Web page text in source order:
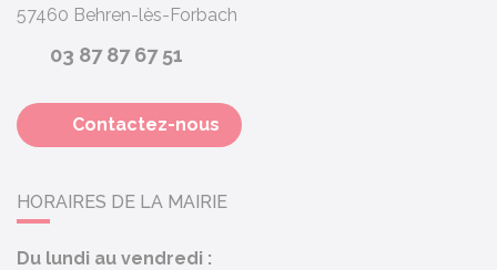
57460 Behren-lès-Forbach
03 87 87 67 51
Contactez-nous
HORAIRES DE LA MAIRIE
Du lundi au vendredi :